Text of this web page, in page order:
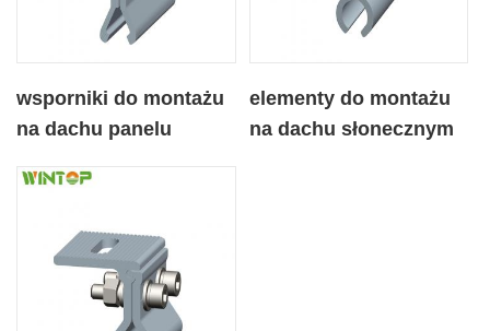
wsporniki do montażu
na dachu panelu
komponentu,
elementy do montażu
na dachu słonecznym